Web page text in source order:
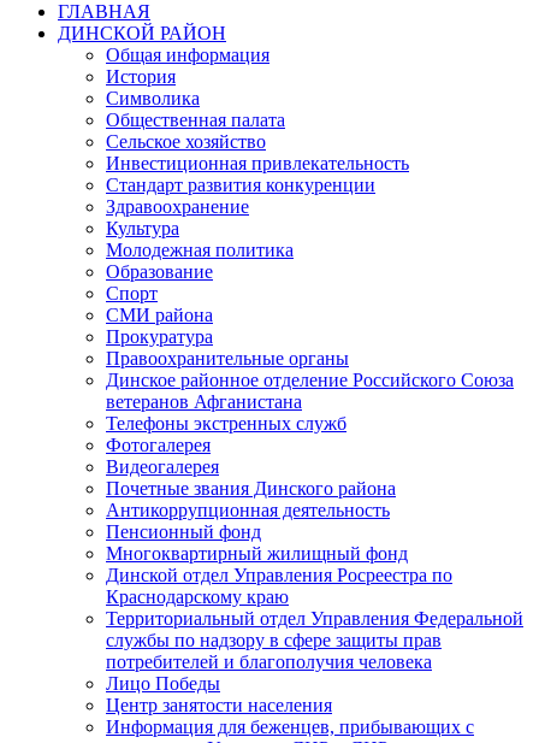
ГЛАВНАЯ
ДИНСКОЙ РАЙОН
Общая информация
История
Символика
Общественная палата
Сельское хозяйство
Инвестиционная привлекательность
Стандарт развития конкуренции
Здравоохранение
Культура
Молодежная политика
Образование
Спорт
СМИ района
Прокуратура
Правоохранительные органы
Динское районное отделение Российского Союза
ветеранов Афганистана
Телефоны экстренных служб
Фотогалерея
Видеогалерея
Почетные звания Динского района
Антикоррупционная деятельность
Пенсионный фонд
Многоквартирный жилищный фонд
Динской отдел Управления Росреестра по
Краснодарскому краю
Территориальный отдел Управления Федеральной
службы по надзору в сфере защиты прав
потребителей и благополучия человека
Лицо Победы
Центр занятости населения
Информация для беженцев, прибывающих с